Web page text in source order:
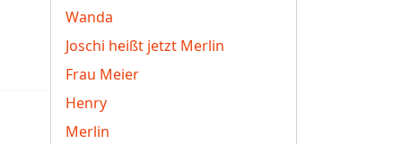
Wanda
Joschi heißt jetzt Merlin
Frau Meier
Henry
Merlin